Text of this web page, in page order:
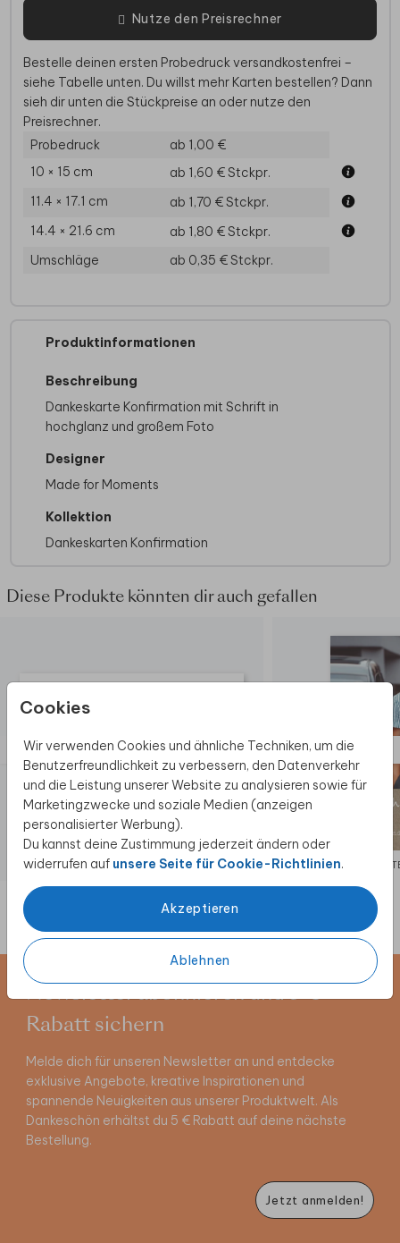
Cookies
Wir verwenden Cookies und ähnliche Techniken, um die
Benutzerfreundlichkeit zu verbessern, den Datenverkehr
und die Leistung unserer Website zu analysieren sowie für
Marketingzwecke und soziale Medien (anzeigen
personalisierter Werbung).
Du kannst deine Zustimmung jederzeit ändern oder
widerrufen auf unsere Seite für Cookie-Richtlinien.
Akzeptieren
Ablehnen
Nutze den Preisrechner
Bestelle deinen ersten Probedruck versandkostenfrei –
siehe Tabelle unten. Du willst mehr Karten bestellen? Dann
sieh dir unten die Stückpreise an oder nutze den
Preisrechner.
Probedruck
ab 1,00 €
10 × 15 cm
ab 1,60 €Stckpr.
11.4 × 17.1 cm
ab 1,70 €Stckpr.
14.4 × 21.6 cm
ab 1,80 €Stckpr.
Umschläge
ab 0,35 €Stckpr.
Produktinformationen
Beschreibung
Dankeskarte Konfirmation mit Schrift in
hochglanz und großem Foto
Designer
Made for Moments
Kollektion
Dankeskarten Konfirmation
Diese Produkte könnten dir auch gefallen
DANKESKARTE KONFIRMATION
Newsletter abonnieren und 5 €
Rabatt sichern
Melde dich für unseren Newsletter an und entdecke
exklusive Angebote, kreative Inspirationen und
spannende Neuigkeiten aus unserer Produktwelt. Als
Dankeschön erhältst du 5 € Rabatt auf deine nächste
Bestellung.
Jetzt anmelden!